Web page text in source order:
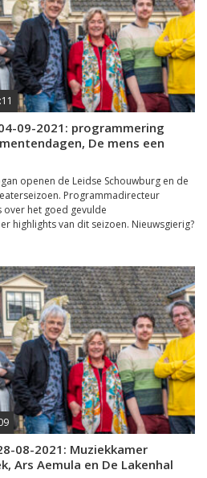
09-2021: programmering
De mens een
openen de Leidse Schouwburg en de
Programmadirecteur
het goed gevulde
highlights van dit seizoen. Nieuwsgierig?
08-2021: Muziekkamer
Ars Aemula en De Lakenhal